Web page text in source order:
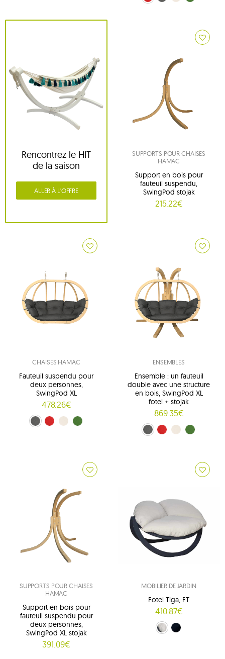
Rencontrez le HIT
de la saison
ALLER À L'OFFRE
SUPPORTS POUR CHAISES
HAMAC
Support en bois pour
fauteuil suspendu,
SwingPod stojak
215.22€
CHAISES HAMAC
Fauteuil suspendu pour
deux personnes,
SwingPod XL
478.26€
grafitowy (01)
rouge (02)crème (03)zielony (04)
ENSEMBLES
Ensemble : un fauteuil
double avec une structure
en bois, SwingPod XL
fotel + stojak
869.35€
grafitowy (01)
rouge (02)crème (03)vert (04)
SUPPORTS POUR CHAISES
HAMAC
Support en bois pour
fauteuil suspendu pour
deux personnes,
SwingPod XL stojak
391.09€
MOBILIER DE JARDIN
Fotel Tiga, FT
410.87€
crème (FT)
grafitowy (FTS)